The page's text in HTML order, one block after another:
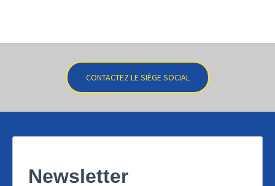
CONTACTEZ LE SIÈGE SOCIAL